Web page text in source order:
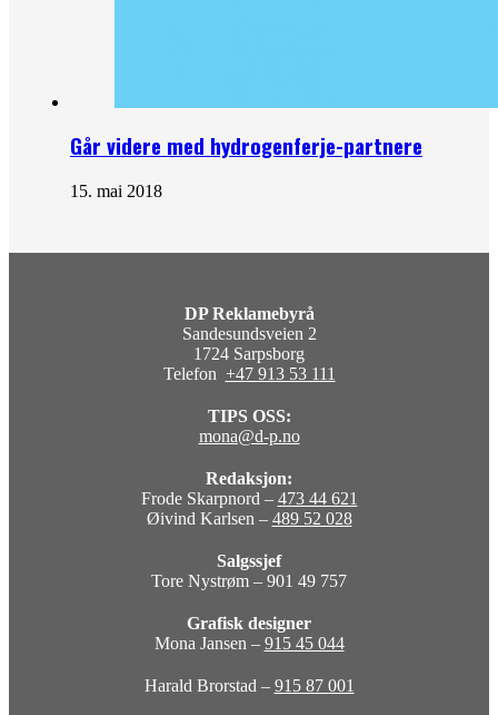
Går videre med hydrogenferje-partnere
15. mai 2018
DP Reklamebyrå
Sandesundsveien 2
1724 Sarpsborg
Telefon +47 913 53 111
TIPS OSS:
mona@d-p.no
Redaksjon:
Frode Skarpnord – 473 44 621
Øivind Karlsen – 489 52 028
Salgssjef
Tore Nystrøm – 901 49 757
Grafisk designer
Mona Jansen – 915 45 044
Harald Brorstad – 915 87 001